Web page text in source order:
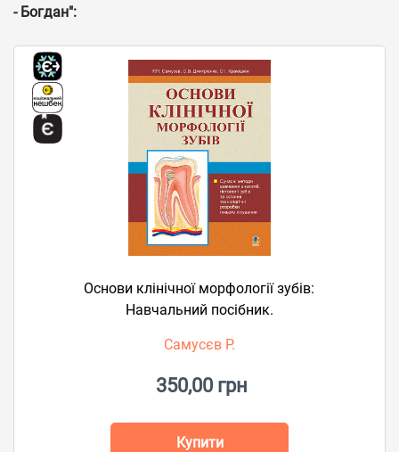
- Богдан":
Основи клінічної морфології зубів:
Навчальний посібник.
Самусєв Р.
350,00 грн
Купити